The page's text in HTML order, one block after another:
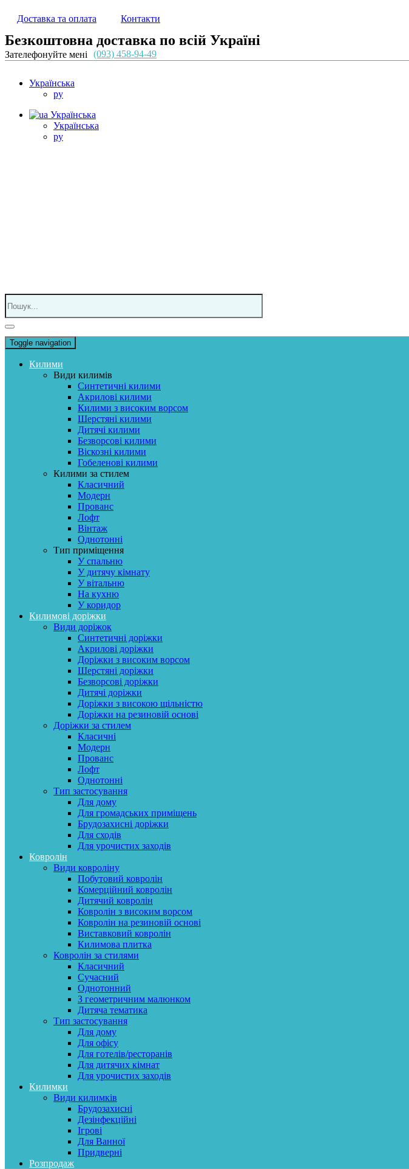
Доставка та оплата Контакти
Безкоштовна доставка по всій Україні
Зателефонуйте мені (093) 458-94-49
Українська
ру
Українська
Українська
ру
Toggle navigation
Килими
Види килимів
Синтетичні килими
Акрилові килими
Килими з високим ворсом
Шерстяні килими
Дитячі килими
Безворсові килими
Віскозні килими
Гобеленові килими
Килими за стилем
Класичний
Модерн
Прованс
Лофт
Вінтаж
Однотонні
Тип приміщення
У спальню
У дитячу кімнату
У вітальню
На кухню
У коридор
Килимові доріжки
Види доріжок
Синтетичні доріжки
Акрилові доріжки
Доріжки з високим ворсом
Шерстяні доріжки
Безворсові доріжки
Дитячі доріжки
Доріжки з високою щільністю
Доріжки на резиновій основі
Доріжки за стилем
Класичні
Модерн
Прованс
Лофт
Однотонні
Тип застосування
Для дому
Для громадських приміщень
Брудозахисні доріжки
Для сходів
Для урочистих заходів
Ковролін
Види ковроліну
Побутовий ковролін
Комерційний ковролін
Дитячий ковролін
Ковролін з високим ворсом
Ковролін на резиновій основі
Виставковий ковролін
Килимова плитка
Ковролін за стилями
Класичний
Сучасний
Однотонний
З геометричним малюнком
Дитяча тематика
Тип застосування
Для дому
Для офісу
Для готелів/ресторанів
Для дитячих кімнат
Для урочистих заходів
Килимки
Види килимків
Брудозахисні
Дезінфекційні
Ігрові
Для Ванної
Придверні
Розпродаж